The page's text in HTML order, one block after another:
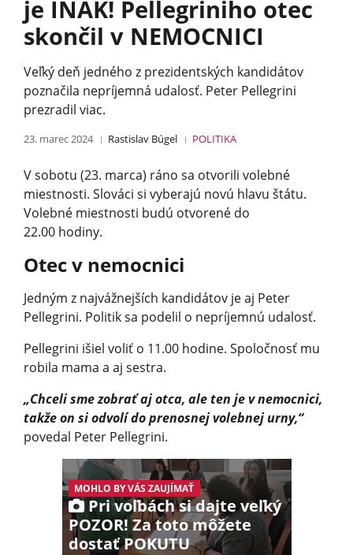
je INAK! Pellegriniho otec
skončil v NEMOCNICI
Veľký deň jedného z prezidentských kandidátov
poznačila nepríjemná udalosť. Peter Pellegrini
prezradil viac.
23. marec 2024 Rastislav Búgel POLITIKA
V sobotu (23. marca) ráno sa otvorili volebné
miestnosti. Slováci si vyberajú novú hlavu štátu.
Volebné miestnosti budú otvorené do
22.00 hodiny.
Otec v nemocnici
Jedným z najvážnejších kandidátov je aj Peter
Pellegrini. Politik sa podelil o nepríjemnú udalosť.
Pellegrini išiel voliť o 11.00 hodine. Spoločnosť mu
robila mama a aj sestra.
„Chceli sme zobrať aj otca, ale ten je v nemocnici,
takže on si odvolí do prenosnej volebnej urny,“
povedal Peter Pellegrini.
MOHLO BY VÁS ZAUJÍMAŤ
Pri voľbách si dajte veľký
POZOR! Za toto môžete
dostať POKUTU